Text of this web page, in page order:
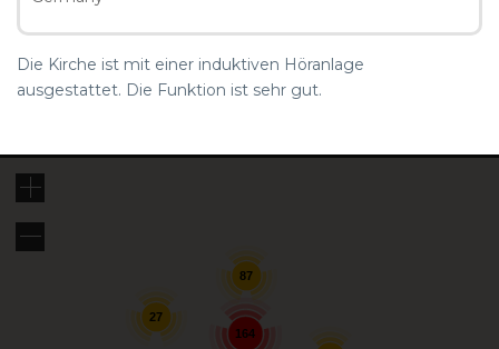
164
87
27
Die Kirche ist mit einer induktiven Höranlage
ausgestattet. Die Funktion ist sehr gut.